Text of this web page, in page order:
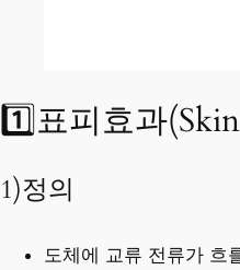
1️⃣표피효과
1)정의
도체에 교류 전류가 흐